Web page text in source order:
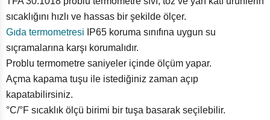
sıcaklığını hızlı ve hassas bir şekilde ölçer.
Gıda termometresi IP65 koruma sınıfına uygun su
sıçramalarına karşı korumalıdır.
Problu termometre saniyeler içinde ölçüm yapar.
Açma kapama tuşu ile istediğiniz zaman açıp
kapatabilirsiniz.
°C/°F sıcaklık ölçü birimi bir tuşa basarak seçilebilir.